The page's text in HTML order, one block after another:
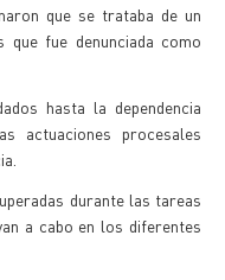
que se trataba de un
que fue denunciada como
hasta la dependencia
actuaciones procesales
durante las tareas
a cabo en los diferentes